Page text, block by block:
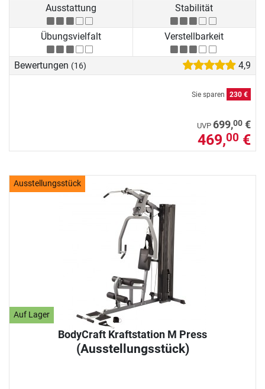
Ausstattung Stabilität
Übungsvielfalt Verstellbarkeit
Bewertungen (16) 4,9
Sie sparen 230 €
UVP 699,00 €
469,00 €
Ausstellungsstück
Auf Lager
BodyCraft Kraftstation M Press
(Ausstellungsstück)